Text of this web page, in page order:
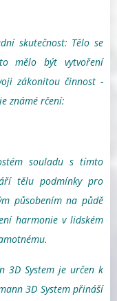
skutečnost: Tělo se
mělo být vytvoření
zákonitou činnost -
známé rčení:
souladu s tímto
tělu podmínky pro
působením na půdě
harmonie v lidském
3D System je určen k
3D System přináší